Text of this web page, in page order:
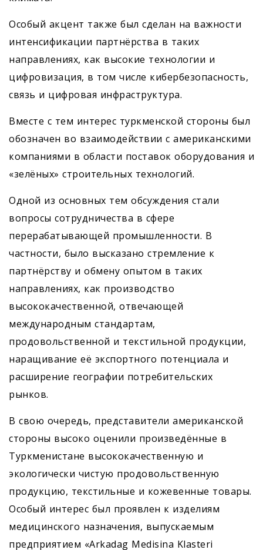
Особый акцент также был сделан на важности
интенсификации партнёрства в таких
направлениях, как высокие технологии и
цифровизация, в том числе кибербезопасность,
связь и цифровая инфраструктура.
Вместе с тем интерес туркменской стороны был
обозначен во взаимодействии с американскими
компаниями в области поставок оборудования и
«зелёных» строительных технологий.
Одной из основных тем обсуждения стали
вопросы сотрудничества в сфере
перерабатывающей промышленности. В
частности, было высказано стремление к
партнёрству и обмену опытом в таких
направлениях, как производство
высококачественной, отвечающей
международным стандартам,
продовольственной и текстильной продукции,
наращивание её экспортного потенциала и
расширение географии потребительских
рынков.
В свою очередь, представители американской
стороны высоко оценили произведённые в
Туркменистане высококачественную и
экологически чистую продовольственную
продукцию, текстильные и кожевенные товары.
Особый интерес был проявлен к изделиям
медицинского назначения, выпускаемым
предприятием «Arkadag Medisina Klasteri